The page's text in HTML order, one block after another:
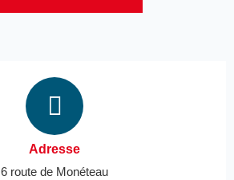
Adresse
6 route de Monéteau